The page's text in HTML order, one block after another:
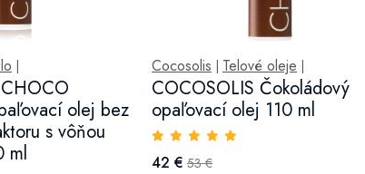
olej bez
s vôňou
ml
Cocosolis Telové oleje
COCOSOLIS Čokoládový
opaľovací olej 110 ml
42 € 53 €